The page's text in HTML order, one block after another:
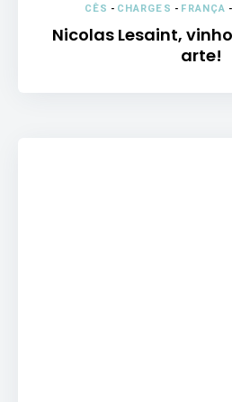
CÊS - CHARGES - FRANÇA -
Nicolas Lesaint,
arte!